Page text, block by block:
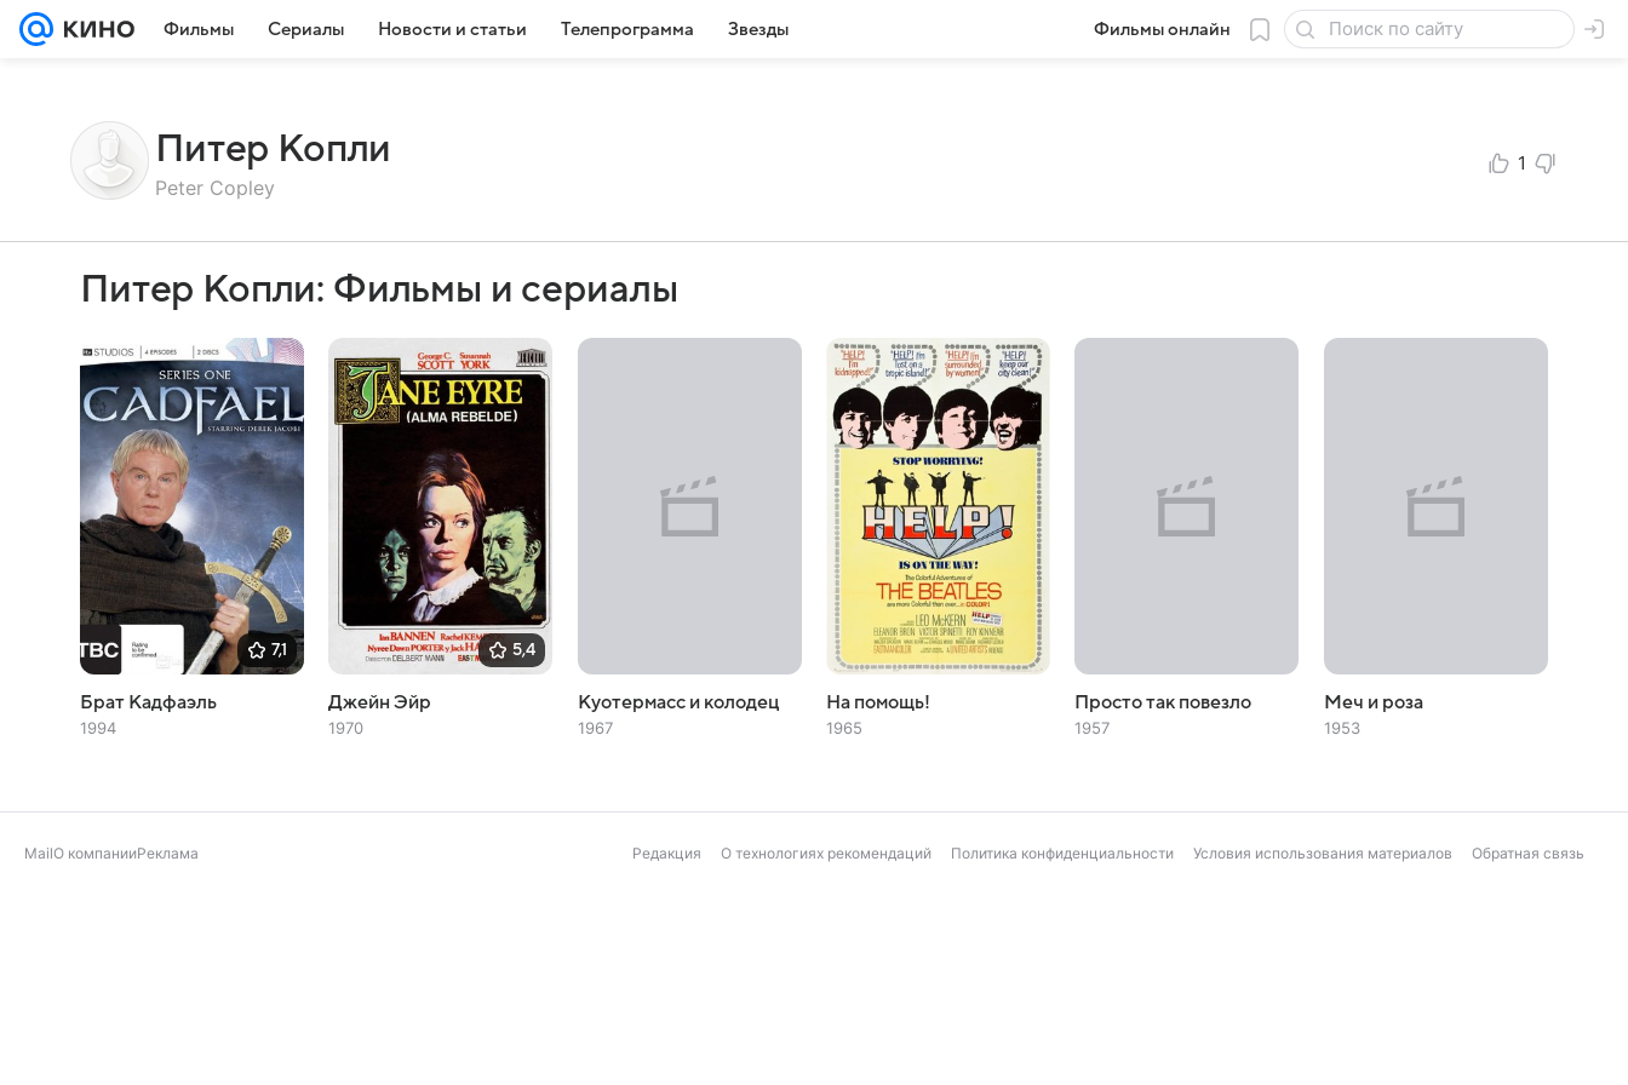
Фильмы Сериалы Новости и статьи Телепрограмма Звезды Фильмы онлайн
Питер Копли
Peter Copley
1
Питер Копли: Фильмы и сериалы
7,1
Брат Кадфаэль
1994
5,4
Джейн Эйр
1970
Куотермасс и колодец
1967
На помощь!
1965
Просто так повезло
1957
Меч и роза
1953
MailО компанииРеклама Редакция О технологиях рекомендаций Политика конфиденциальности Условия использования материалов Обратная связь